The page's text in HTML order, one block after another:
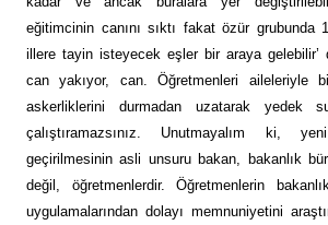
eğitimcinin canını sıktı fakat özür grubunda
illere tayin isteyecek eşler bir araya gelebilir’
can yakıyor, can. Öğretmenleri aileleriyle
askerliklerini durmadan uzatarak yedek
çalıştıramazsınız. Unutmayalım ki,
geçirilmesinin asli unsuru bakan, bakanlık
değil, öğretmenlerdir. Öğretmenlerin
uygulamalarından dolayı memnuniyetini